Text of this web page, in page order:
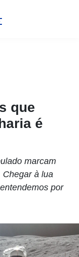
que
é
marcam
Chegar à lua
por